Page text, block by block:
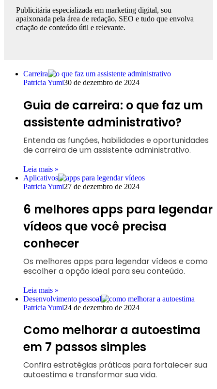
Publicitária especializada em marketing digital, sou
apaixonada pela área de redação, SEO e tudo que envolva
criação de conteúdo útil e relevante.
Carreira
Patricia Yumi30 de dezembro de 2024
Guia de carreira: o que faz um
assistente administrativo?
Entenda as funções, habilidades e oportunidades
de carreira de um assistente administrativo.
Leia mais »
Aplicativos
Patricia Yumi27 de dezembro de 2024
6 melhores apps para legendar
vídeos que você precisa
conhecer
Os melhores apps para legendar vídeos e como
escolher a opção ideal para seu conteúdo.
Leia mais »
Desenvolvimento pessoal
Patricia Yumi24 de dezembro de 2024
Como melhorar a autoestima
em 7 passos simples
Confira estratégias práticas para fortalecer sua
autoestima e transformar sua vida.